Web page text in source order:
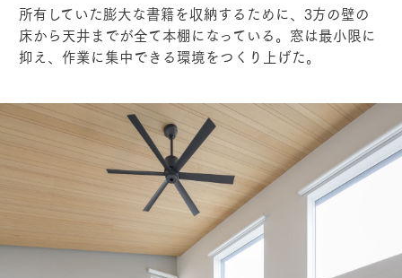
所有していた膨大な書籍を収納するために、3方の壁の
床から天井までが全て本棚になっている。窓は最小限に
抑え、作業に集中できる環境をつくり上げた。